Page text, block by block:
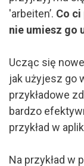
'arbeiten’. Co
nie umiesz go
Ucząc się
jak użyjesz go
przykładowe
bardzo
przykład w
Na przykład w